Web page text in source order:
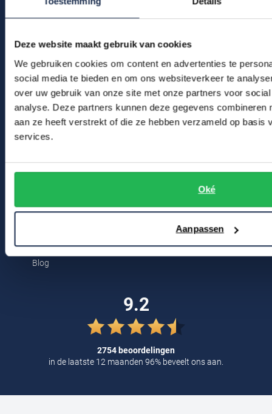
Deze website maakt gebruik van cookies
We gebruiken cookies om content en advertenties te
social media te bieden en om ons websiteverkeer te
over uw gebruik van onze site met onze partners voor
analyse. Deze partners kunnen deze gegevens combineren
aan ze heeft verstrekt of die ze hebben verzameld op basis
services.
Oké
Aanpassen
State of Art
Tommy Hilfiger
Vanguard
Replay
Reset
Roy Robson
Schiesser
Seidensticker
Superdry
Thomas Maine
Alle Merken
Klantenservice
Winkel
Winkel & Openingstijden
Contact
Bert Schrier Herenmode
Voor jou
Blog
9.2
2754 beoordelingen
in de laatste 12 maanden 96% beveelt ons aan.